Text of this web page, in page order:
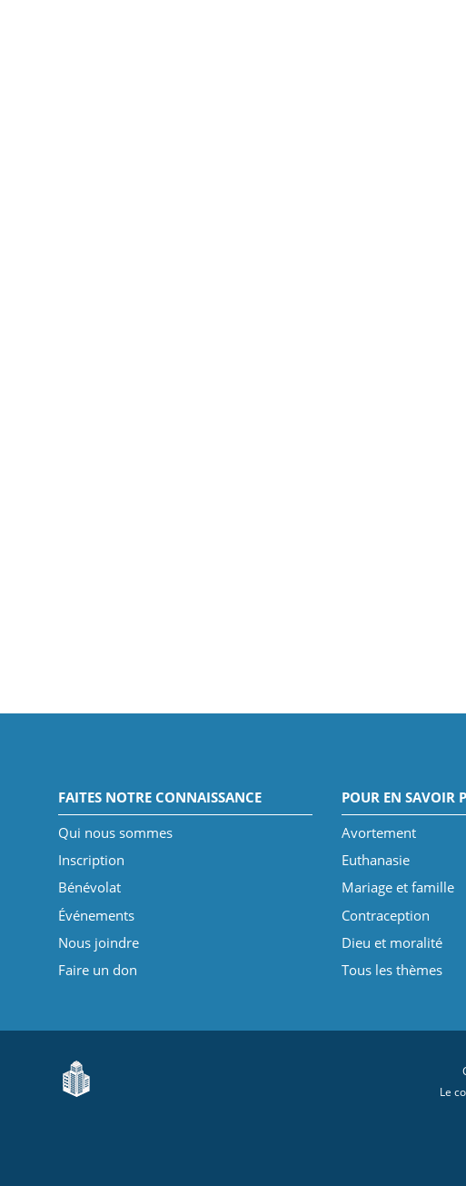
FAITES NOTRE CONNAISSANCE
Qui nous sommes
Inscription
Bénévolat
Événements
Nous joindre
Faire un don
POUR EN SAVOIR
Avortement
Euthanasie
Mariage et famille
Contraception
Dieu et moralité
Tous les thèmes
Le